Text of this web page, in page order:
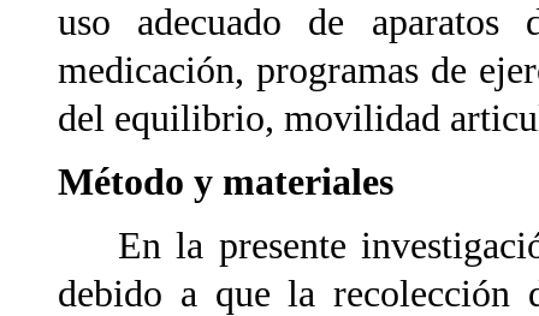
uso adecuado de
medicación, programas de
del equilibrio, movilidad
Método y materiales
En la presente
debido a que la recolección